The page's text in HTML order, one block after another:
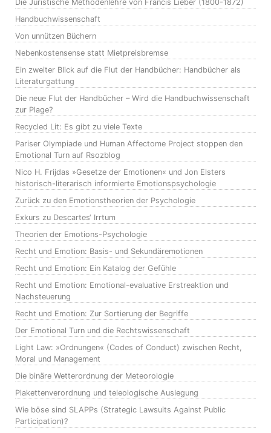
Die Juristische Methodenlehre von Francis Lieber (1800-1872)
Handbuchwissenschaft
Von unnützen Büchern
Nebenkostensense statt Mietpreisbremse
Ein zweiter Blick auf die Flut der Handbücher: Handbücher als
Literaturgattung
Die neue Flut der Handbücher – Wird die Handbuchwissenschaft
zur Plage?
Recycled Lit: Es gibt zu viele Texte
Pariser Olympiade und Human Affectome Project stoppen den
Emotional Turn auf Rsozblog
Nico H. Frijdas »Gesetze der Emotionen« und Jon Elsters
historisch-literarisch informierte Emotionspsychologie
Zurück zu den Emotionstheorien der Psychologie
Exkurs zu Descartes‘ Irrtum
Theorien der Emotions-Psychologie
Recht und Emotion: Basis- und Sekundäremotionen
Recht und Emotion: Ein Katalog der Gefühle
Recht und Emotion: Emotional-evaluative Erstreaktion und
Nachsteuerung
Recht und Emotion: Zur Sortierung der Begriffe
Der Emotional Turn und die Rechtswissenschaft
Light Law: »Ordnungen« (Codes of Conduct) zwischen Recht,
Moral und Management
Die binäre Wetterordnung der Meteorologie
Plakettenverordnung und teleologische Auslegung
Wie böse sind SLAPPs (Strategic Lawsuits Against Public
Participation)?